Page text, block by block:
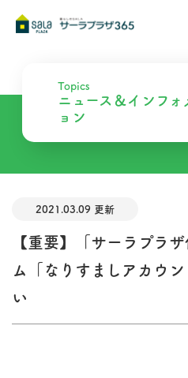
Topics
ニュース＆インフォ
ョン
2021.03.09 更新
【重要】「サーラプラ
ム「なりすましアカウ
い